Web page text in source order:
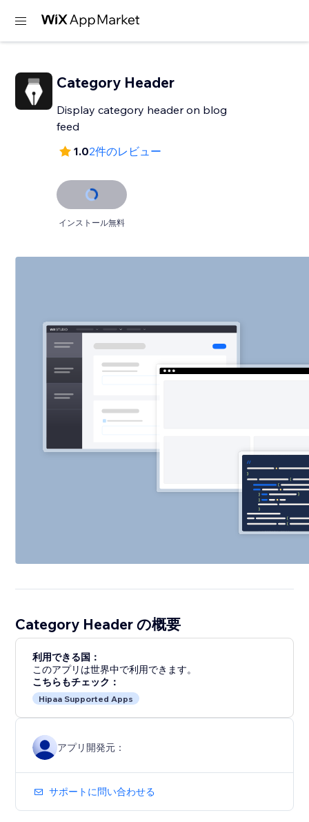
Category Header
Display category header on blog
feed
1.02件のレビュー
インストール無料
Category Header の概要
利用できる国：
このアプリは世界中で利用できます。
こちらもチェック：
Hipaa Supported Apps
アプリ開発元：
サポートに問い合わせる